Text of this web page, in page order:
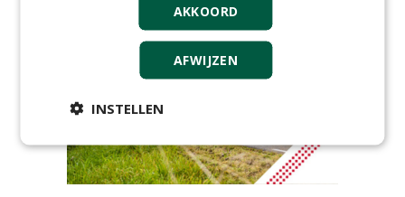
AKKOORD
AFWIJZEN
INSTELLEN